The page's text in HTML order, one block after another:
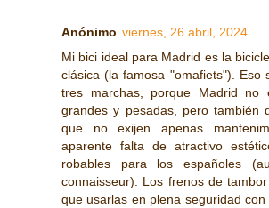
Anónimo viernes, 26 abril, 2024
Mi bici ideal para Madrid es la
clásica (la famosa "omafiets"). Eso
tres marchas, porque Madrid no
grandes y pesadas, pero también
que no exijen apenas
aparente falta de atractivo
robables para los españoles
connaisseur). Los frenos de
que usarlas en plena seguridad